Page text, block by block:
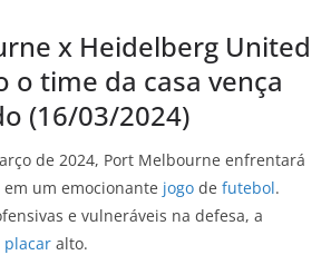
x Heidelberg United
o time da casa vença
(16/03/2024)
de 2024, Port Melbourne enfrentará
um emocionante jogo de futebol.
e vulneráveis na defesa, a
placar alto.